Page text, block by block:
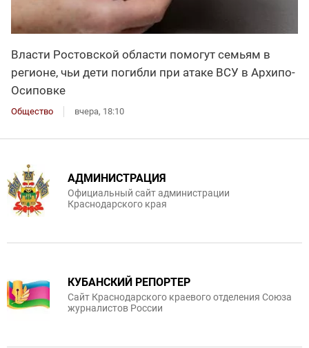
Власти Ростовской области помогут семьям в
регионе, чьи дети погибли при атаке ВСУ в Архипо-
Осиповке
Общество вчера, 18:10
АДМИНИСТРАЦИЯ
Официальный сайт администрации
Краснодарского края
КУБАНСКИЙ РЕПОРТЕР
Сайт Краснодарского краевого отделения Союза
журналистов России